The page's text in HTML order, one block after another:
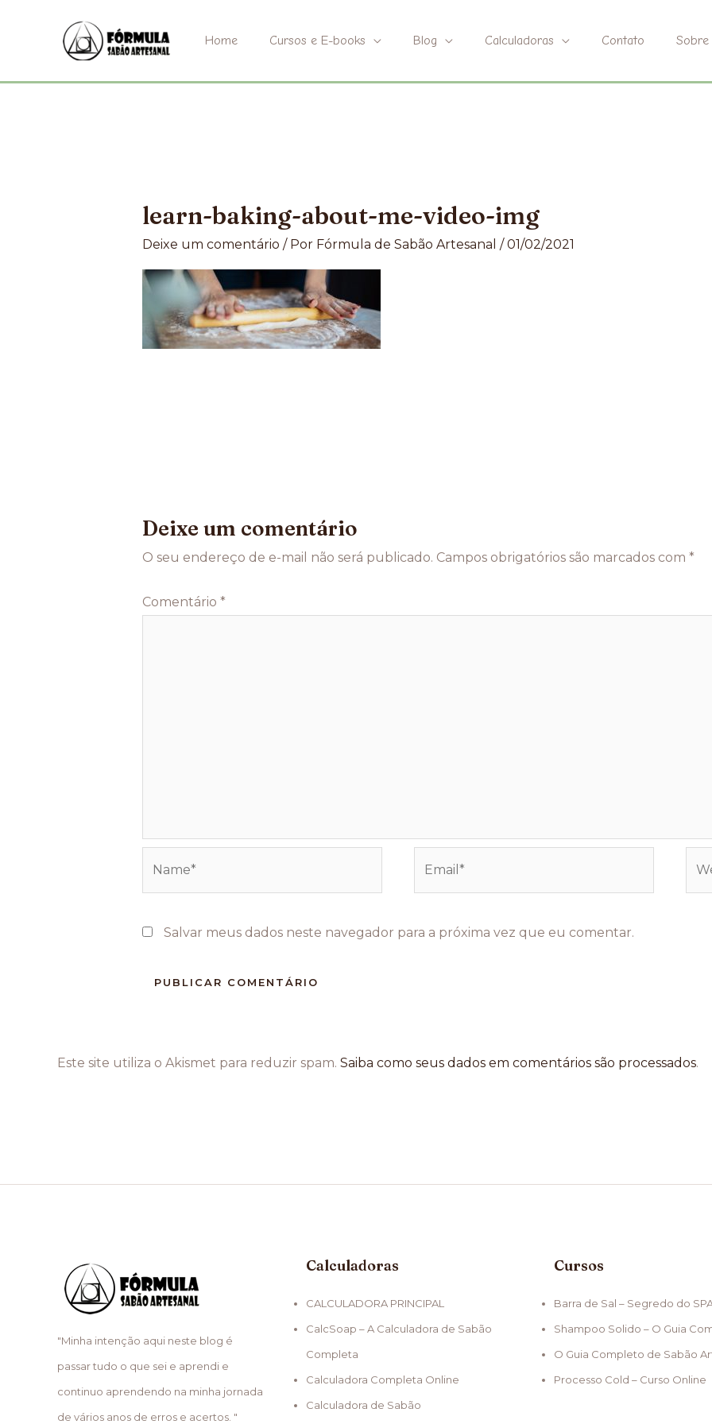
conteúdo
Home Cursos e E-books Blog Calculadoras Contato Sobre
learn-baking-about-me-video-img
Deixe um comentário / Por Fórmula de Sabão Artesanal /01/02/2021
Deixe um comentário
O seu endereço de e-mail não será publicado. Campos obrigatórios são marcados com *
Comentário *
Salvar meus dados neste navegador para a próxima vez que eu comentar.
Este site utiliza o Akismet para reduzir spam. Saiba como seus dados em comentários são processados.
"Minha intenção aqui neste blog é
passar tudo o que sei e aprendi e
continuo aprendendo na minha jornada
de vários anos de erros e acertos. "
Calculadoras
CALCULADORA PRINCIPAL
CalcSoap – A Calculadora de Sabão
Completa
Calculadora Completa Online
Calculadora de Sabão
Cursos
Barra de Sal – Segredo do
Shampoo Solido – O Guia
O Guia Completo de Sabão
Processo Cold – Curso Online